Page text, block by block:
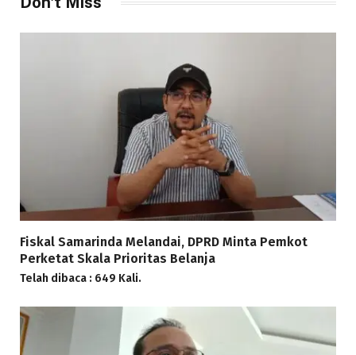
Fiskal Samarinda Melandai, DPRD Minta Pemkot
Perketat Skala Prioritas Belanja
Telah dibaca : 649 Kali.